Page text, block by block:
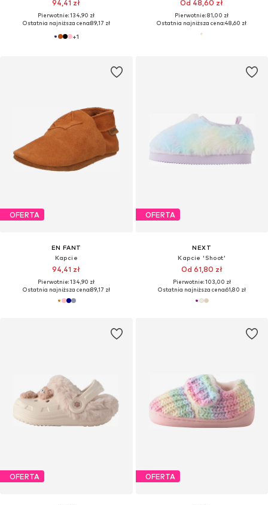
94,41 zł
Pierwotnie: 134,90 zł
Ostatnia najniższa cena:89,17 zł
+1
Od 48,60 zł
Pierwotnie: 81,00 zł
Ostatnia najniższa cena:48,60 zł
OFERTA
EN FANT
Kapcie
94,41 zł
Pierwotnie: 134,90 zł
Ostatnia najniższa cena:89,17 zł
OFERTA
NEXT
Kapcie 'Shoot'
Od 61,80 zł
Pierwotnie: 103,00 zł
Ostatnia najniższa cena:61,80 zł
OFERTA OFERTA